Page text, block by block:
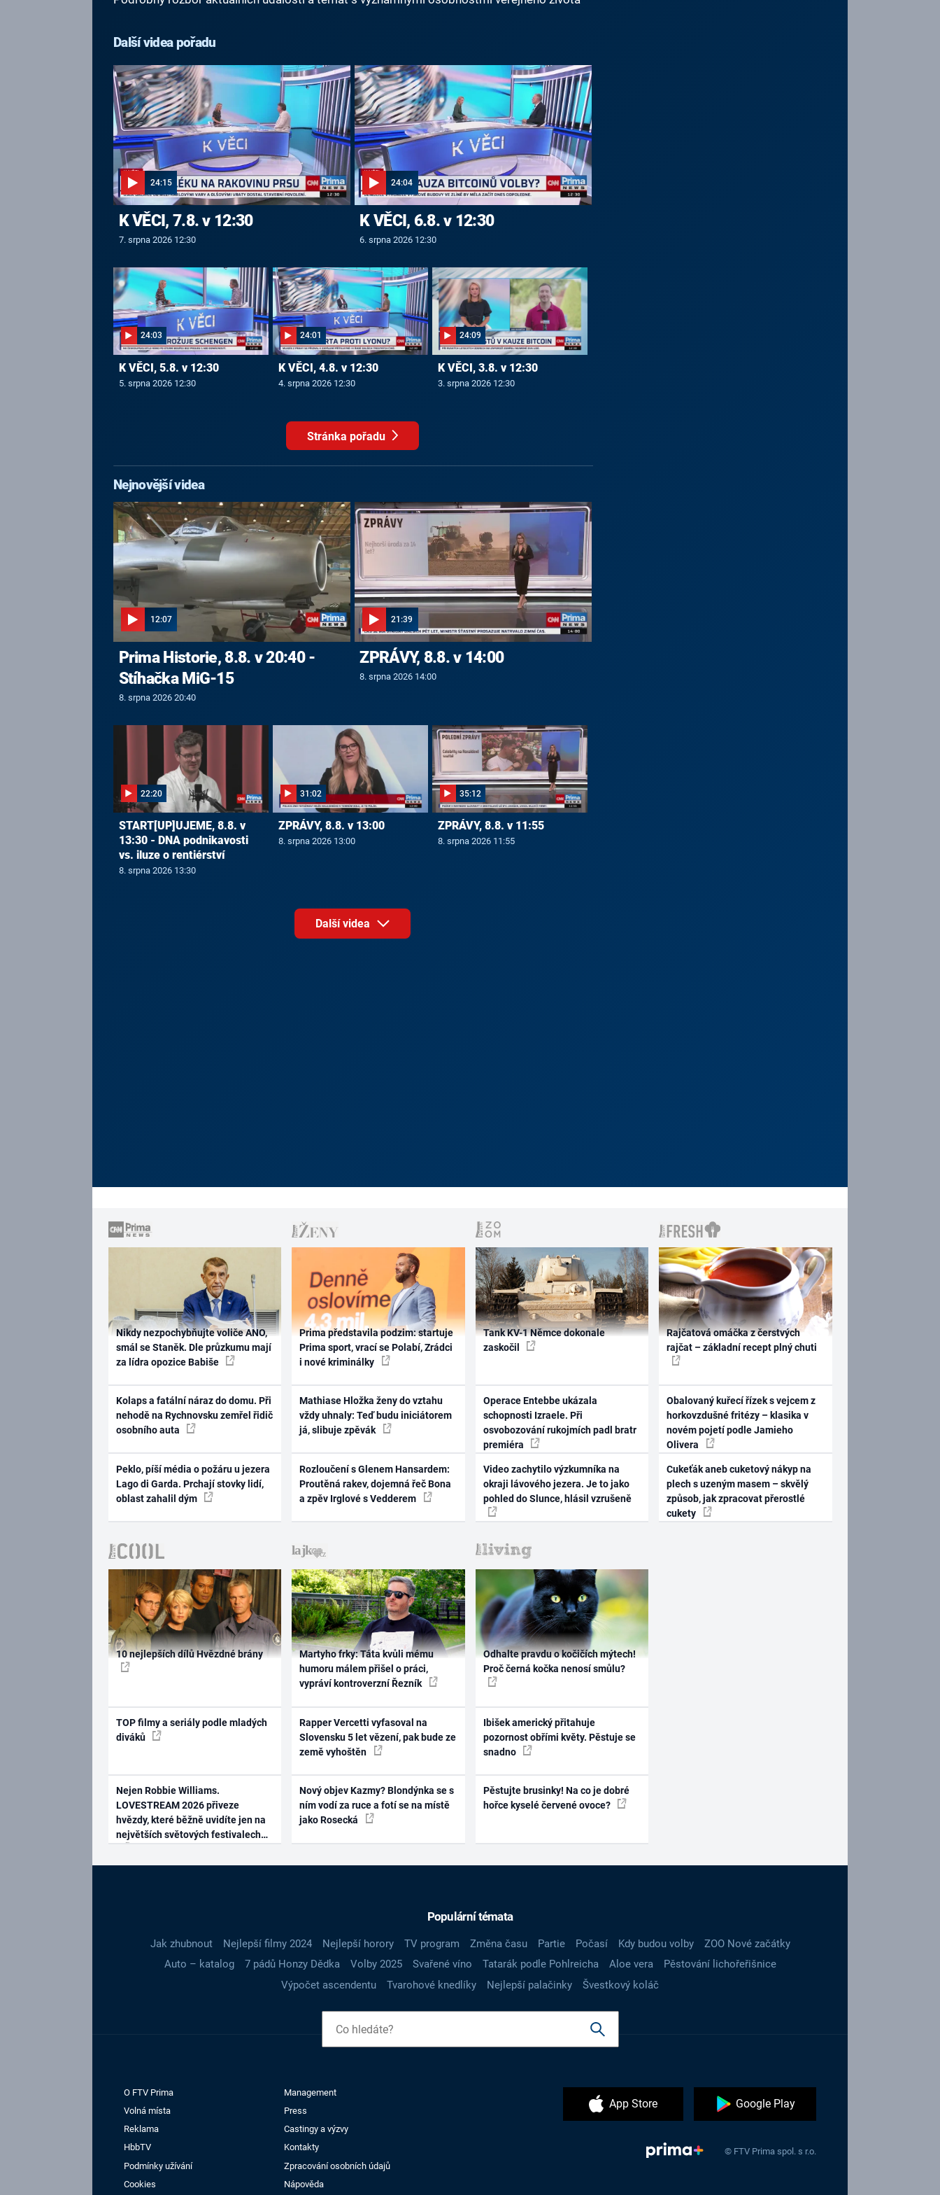
Další videa pořadu
24:15
K VĚCI, 7.8. v 12:30
7. srpna 2026 12:30
24:04
K VĚCI, 6.8. v 12:30
6. srpna 2026 12:30
24:03
K VĚCI, 5.8. v 12:30
5. srpna 2026 12:30
24:01
K VĚCI, 4.8. v 12:30
4. srpna 2026 12:30
24:09
K VĚCI, 3.8. v 12:30
3. srpna 2026 12:30
Stránka pořadu
Nejnovější videa
12:07
Prima Historie, 8.8. v 20:40 -
Stíhačka MiG-15
8. srpna 2026 20:40
21:39
ZPRÁVY, 8.8. v 14:00
8. srpna 2026 14:00
22:20
START[UP]UJEME, 8.8. v
13:30 - DNA podnikavosti
vs. iluze o rentiérství
8. srpna 2026 13:30
31:02
ZPRÁVY, 8.8. v 13:00
8. srpna 2026 13:00
35:12
ZPRÁVY, 8.8. v 11:55
8. srpna 2026 11:55
Další videa
Nikdy nezpochybňujte voliče ANO,
smál se Staněk. Dle průzkumu mají
za lídra opozice Babiše
Kolaps a fatální náraz do domu. Při
nehodě na Rychnovsku zemřel řidič
osobního auta
Peklo, píší média o požáru u jezera
Lago di Garda. Prchají stovky lidí,
oblast zahalil dým
Prima představila podzim: startuje
Prima sport, vrací se Polabí, Zrádci
i nové kriminálky
Mathiase Hložka ženy do vztahu
vždy uhnaly: Teď budu iniciátorem
já, slibuje zpěvák
Rozloučení s Glenem Hansardem:
Proutěná rakev, dojemná řeč Bona
a zpěv Irglové s Vedderem
Tank KV-1 Němce dokonale
zaskočil
Operace Entebbe ukázala
schopnosti Izraele. Při
osvobozování rukojmích padl bratr
premiéra
Video zachytilo výzkumníka na
okraji lávového jezera. Je to jako
pohled do Slunce, hlásil vzrušeně
Rajčatová omáčka z čerstvých
rajčat – základní recept plný chuti
Obalovaný kuřecí řízek s vejcem z
horkovzdušné fritézy – klasika v
novém pojetí podle Jamieho
Olivera
Cukeťák aneb cuketový nákyp na
plech s uzeným masem – skvělý
způsob, jak zpracovat přerostlé
cukety
10 nejlepších dílů Hvězdné brány
TOP filmy a seriály podle mladých
diváků
Nejen Robbie Williams.
LOVESTREAM 2026 přiveze
hvězdy, které běžně uvidíte jen na
největších světových festivalech
Martyho frky: Táta kvůli mému
humoru málem přišel o práci,
vypráví kontroverzní Řezník
Rapper Vercetti vyfasoval na
Slovensku 5 let vězení, pak bude ze
země vyhoštěn
Nový objev Kazmy? Blondýnka se s
ním vodí za ruce a fotí se na místě
jako Rosecká
Odhalte pravdu o kočičích mýtech!
Proč černá kočka nenosí smůlu?
Ibišek americký přitahuje
pozornost obřími květy. Pěstuje se
snadno
Pěstujte brusinky! Na co je dobré
hořce kyselé červené ovoce?
Populární témata
Jak zhubnout Nejlepší filmy 2024 Nejlepší horory TV program Změna času Partie Počasí Kdy budou volby
ZOO Nové začátky
Auto – katalog
7 pádů Honzy Dědka Volby 2025 Svařené víno Tatarák podle Pohlreicha Aloe vera
Pěstování lichořeřišnice
Výpočet ascendentu
Tvarohové knedlíky Nejlepší palačinky Švestkový koláč
O FTV Prima
Management
Volná místa
Press
Reklama
Castingy a výzvy
HbbTV
Kontakty
Podmínky užívání
Zpracování osobních údajů
Cookies
Nápověda
App Store Google Play
© FTV Prima spol. s r.o.